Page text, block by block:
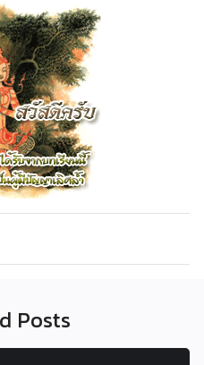
Posts